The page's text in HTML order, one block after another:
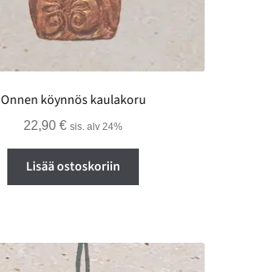
Onnen köynnös kaulakoru
22,90 € sis. alv 24%
Lisää ostoskoriin